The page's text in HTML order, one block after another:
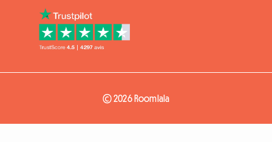
© 2026 Roomlala